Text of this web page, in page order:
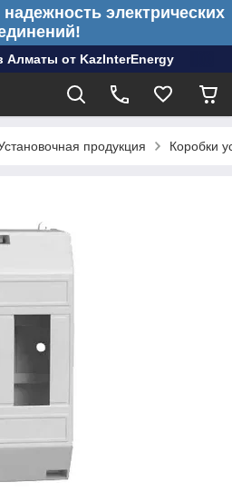
электрических
Алматы от KazInterEnergy
продукция Коробки